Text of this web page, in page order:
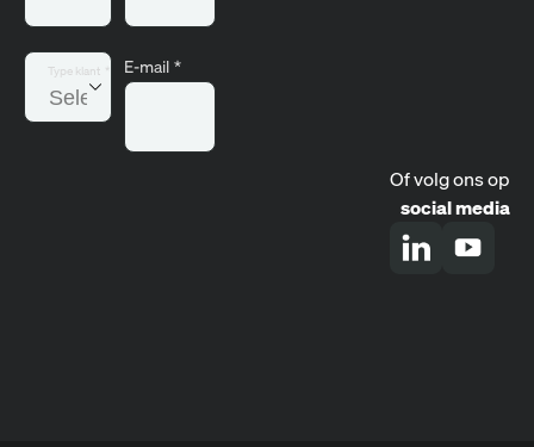
Type klant * E-mail *
Of volg ons op
social media